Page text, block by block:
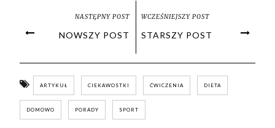
NASTĘPNY POST
NOWSZY POST
WCZEŚNIEJSZY POST
STARSZY POST
ARTYKUŁ CIEKAWOSTKI ĆWICZENIA DIETA
DOMOWO PORADY SPORT